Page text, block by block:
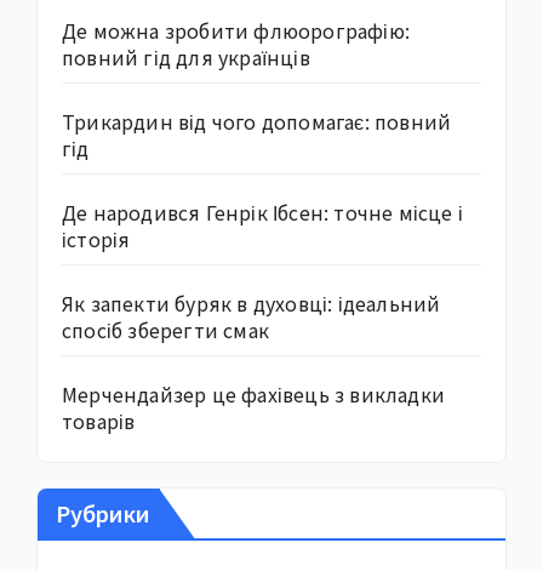
Де можна зробити флюорографію:
повний гід для українців
Трикардин від чого допомагає: повний
гід
Де народився Генрік Ібсен: точне місце і
історія
Як запекти буряк в духовці: ідеальний
спосіб зберегти смак
Мерчендайзер це фахівець з викладки
товарів
Рубрики